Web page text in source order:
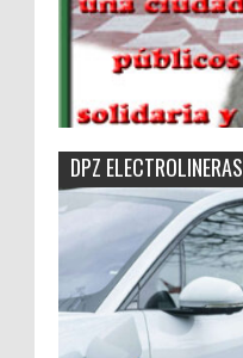
DPZ ELECTROLINERAS